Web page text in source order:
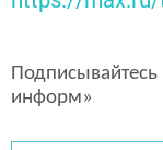
информ»